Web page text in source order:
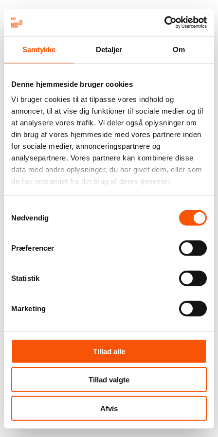
Samtykke Detaljer Om
Denne hjemmeside bruger cookies
Vi bruger cookies til at tilpasse vores indhold og
annoncer, til at vise dig funktioner til sociale medier og til
at analysere vores trafik. Vi deler også oplysninger om
din brug af vores hjemmeside med vores partnere inden
for sociale medier, annonceringspartnere og
analysepartnere. Vores partnere kan kombinere disse
data med andre oplysninger, du har givet dem, eller som
de har indsamlet fra din brug af deres tjenester.
Nødvendig
Præferencer
Statistik
Marketing
Tillad alle
Tillad valgte
Afvis